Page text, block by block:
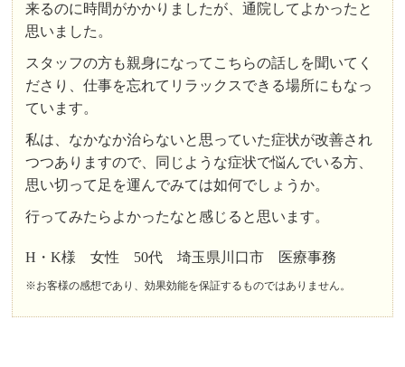
来るのに時間がかかりましたが、通院してよかったと
思いました。
スタッフの方も親身になってこちらの話しを聞いてく
ださり、仕事を忘れてリラックスできる場所にもなっ
ています。
私は、なかなか治らないと思っていた症状が改善され
つつありますので、同じような症状で悩んでいる方、
思い切って足を運んでみては如何でしょうか。
行ってみたらよかったなと感じると思います。
H・K様 女性 50代 埼玉県川口市 医療事務
※お客様の感想であり、効果効能を保証するものではありません。